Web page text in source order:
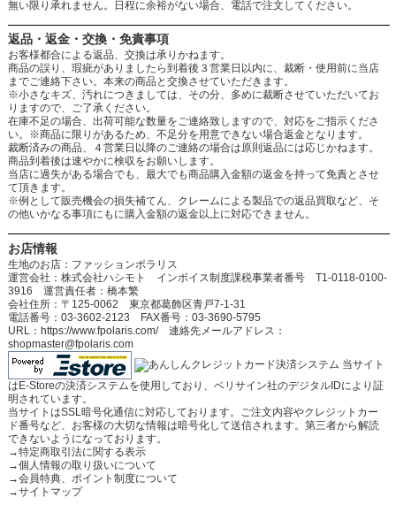
無い限り承れません。日程に余裕がない場合、電話で注文してください。
返品・返金・交換・免責事項
お客様都合による返品、交換は承りかねます。
商品の誤り、瑕疵がありましたら到着後３営業日以内に、裁断・使用前に当店
までご連絡下さい。本来の商品と交換させていただきます。
※小さなキズ、汚れにつきましては、その分、多めに裁断させていただいてお
りますので、ご了承ください。
在庫不足の場合、出荷可能な数量をご連絡致しますので、対応をご指示くださ
い。※商品に限りがあるため、不足分を用意できない場合返金となります。
裁断済みの商品、４営業日以降のご連絡の場合は原則返品には応じかねます。
商品到着後は速やかに検収をお願いします。
当店に過失がある場合でも、最大でも商品購入金額の返金を持って免責とさせ
て頂きます。
※例として販売機会の損失補てん、クレームによる製品での返品買取など、そ
の他いかなる事項にもに購入金額の返金以上に対応できません。
お店情報
生地のお店：ファッションポラリス
運営会社：株式会社ハシモト インボイス制度課税事業者番号 T1-0118-0100-
3916 運営責任者：橋本繁
会社住所：〒125-0062 東京都葛飾区青戸7-1-31
電話番号：03-3602-2123 FAX番号：03-3690-5795
URL：https://www.fpolaris.com/ 連絡先メールアドレス：
shopmaster@fpolaris.com
当サイト
はE-Storeの決済システムを使用しており、ベリサイン社のデジタルIDにより証
明されています。
当サイトはSSL暗号化通信に対応しております。ご注文内容やクレジットカー
ド番号など、お客様の大切な情報は暗号化して送信されます。第三者から解読
できないようになっております。
→特定商取引法に関する表示
→個人情報の取り扱いについて
→会員特典、ポイント制度について
→サイトマップ